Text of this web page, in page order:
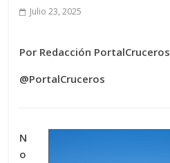
Julio 23, 2025
Por Redacción PortalCruceros
@PortalCruceros
N
o